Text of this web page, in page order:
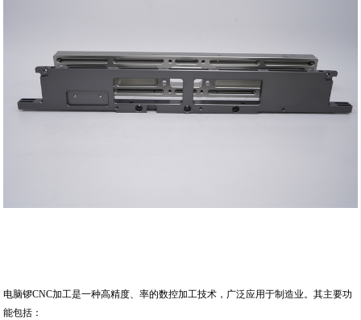
电脑锣CNC加工是一种高精度、率的数控加工技术，广泛应用于制造业。其主要功
能包括：